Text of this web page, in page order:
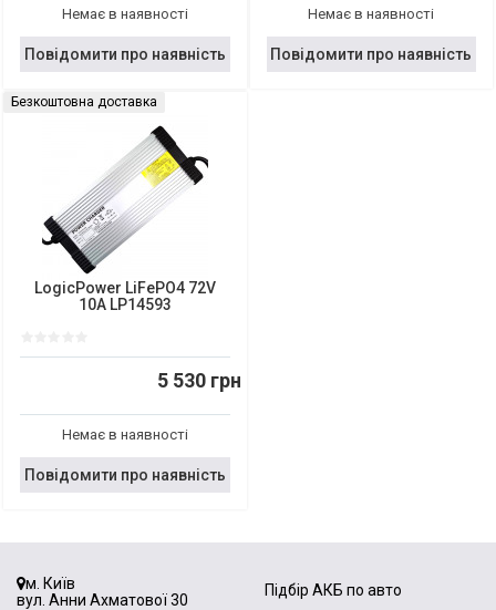
Немає в наявності
Повідомити про наявність
Немає в наявності
Повідомити про наявність
Безкоштовна доставка
LogicPower LiFePO4 72V
10A LP14593
5 530 грн
Немає в наявності
Повідомити про наявність
м. Київ
вул. Анни Ахматової 30
Підбір АКБ по авто